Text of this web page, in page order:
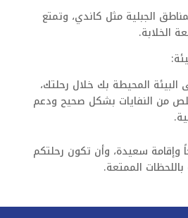
الجبلية مثل كاندي، وتمتع
الخلابة.
المحيطة بك خلال رحلتك،
من النفايات بشكل صحيح ودعم
وإقامة سعيدة، وأن تكون رحلتكم
باللحظات الممتعة.